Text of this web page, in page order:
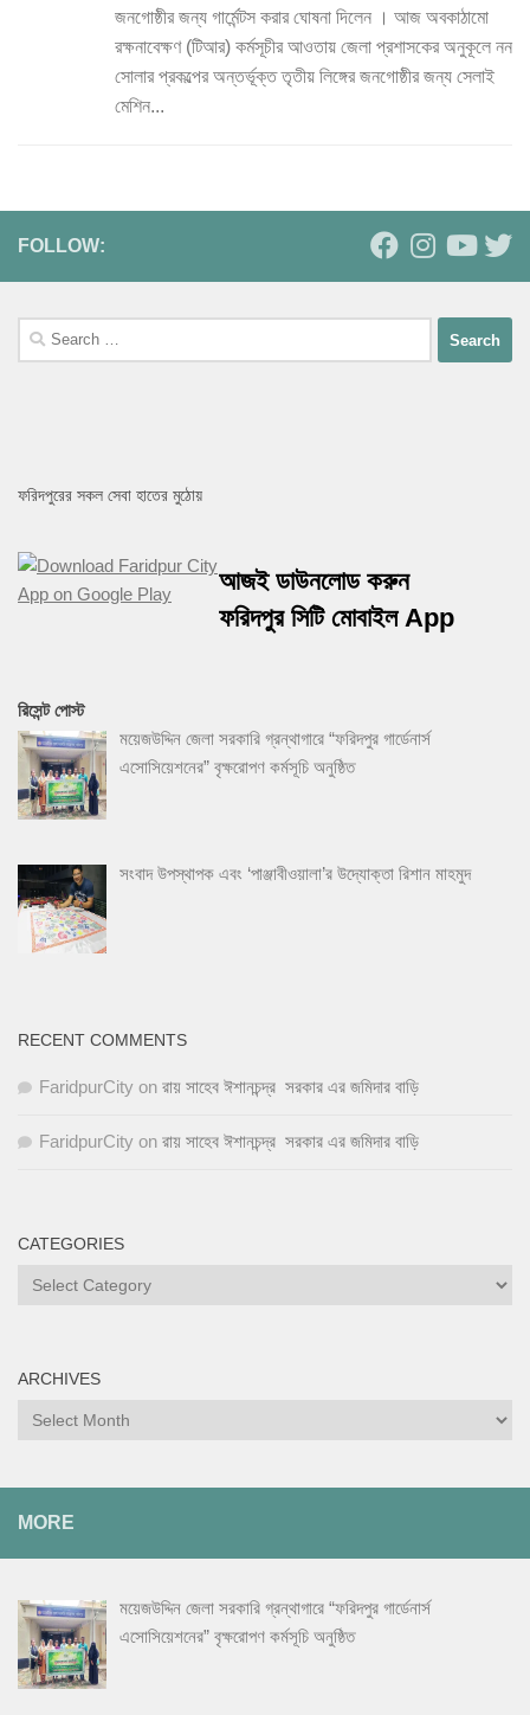
জনগোষ্ঠীর জন্য গার্মেন্টস করার ঘোষনা দিলেন । আজ অবকাঠামো
রক্ষনাবেক্ষণ (টিআর) কর্মসূচীর আওতায় জেলা প্রশাসকের অনুকূলে নন
সোলার প্রকল্পের অন্তর্ভূক্ত তৃতীয় লিঙ্গের জনগোষ্ঠীর জন্য সেলাই
মেশিন...
FOLLOW:
Search
for:
ফরিদপুরের সকল সেবা হাতের মুঠোয়
আজই ডাউনলোড করুন
ফরিদপুর সিটি মোবাইল App
রিসেন্ট পোস্ট
ময়েজউদ্দিন জেলা সরকারি গ্রন্থাগারে “ফরিদপুর গার্ডেনার্স
এসোসিয়েশনের” বৃক্ষরোপণ কর্মসূচি অনুষ্ঠিত
সংবাদ উপস্থাপক এবং ‘পাঞ্জাবীওয়ালা’র উদ্যোক্তা রিশান মাহমুদ
RECENT COMMENTS
FaridpurCity on রায় সাহেব ঈশানচন্দ্র সরকার এর জমিদার বাড়ি
FaridpurCity on রায় সাহেব ঈশানচন্দ্র সরকার এর জমিদার বাড়ি
CATEGORIES
Categories
ARCHIVES
Archives
MORE
ময়েজউদ্দিন জেলা সরকারি গ্রন্থাগারে “ফরিদপুর গার্ডেনার্স
এসোসিয়েশনের” বৃক্ষরোপণ কর্মসূচি অনুষ্ঠিত